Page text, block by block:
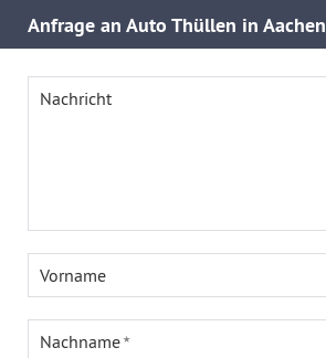
Anfrage an Auto Thüllen in Aachen
Nachricht
Vorname
Nachname